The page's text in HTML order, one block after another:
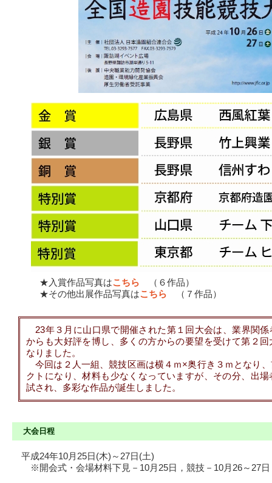
★入賞作品写真はこちら （６作品）
★その他出展作品写真はこちら （７作品）
23年３月に山口県で開催された第１回大会は、業界関係
からも大好評を博し、多くの方からの要望を受けて第２
なりました。
今回は２人一組、競技区画は横４ｍ×奥行き３ｍとなり
クトになり、材料も少なくなっていますが、その分、出
試され、多彩な作品が誕生しました。
大会日程
平成24年10月25日(木)～27日(土)
※開会式・会場材料下見－10月25日，競技－10月26～27日